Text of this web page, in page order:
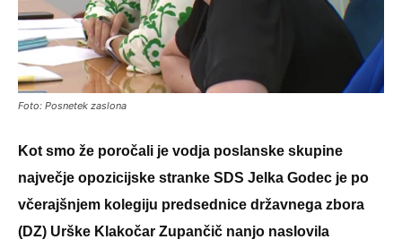
Foto: Posnetek zaslona
Kot smo že poročali je vodja poslanske skupine
največje opozicijske stranke SDS Jelka Godec je po
včerajšnjem kolegiju predsednice državnega zbora
(DZ) Urške Klakočar Zupančič nanjo naslovila